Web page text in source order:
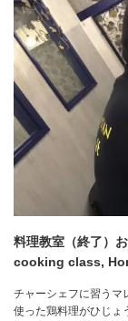
料理教室（終了）
cooking class,
チャーシェフに習う
使った鶏料理がひじょ